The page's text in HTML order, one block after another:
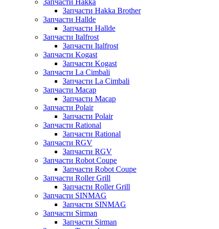
Запчасти Hakka
Запчасти Hakka Brother
Запчасти Hallde
Запчасти Hallde
Запчасти Italfrost
Запчасти Italfrost
Запчасти Kogast
Запчасти Kogast
Запчасти La Cimbali
Запчасти La Cimbali
Запчасти Macap
Запчасти Macap
Запчасти Polair
Запчасти Polair
Запчасти Rational
Запчасти Rational
Запчасти RGV
Запчасти RGV
Запчасти Robot Coupe
Запчасти Robot Coupe
Запчасти Roller Grill
Запчасти Roller Grill
Запчасти SINMAG
Запчасти SINMAG
Запчасти Sirman
Запчасти Sirman